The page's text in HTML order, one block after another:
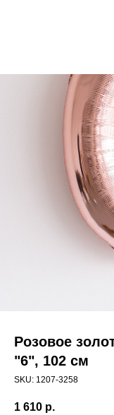
Розовое
"6", 102 см
SKU: 1207-3258
1 610 р.